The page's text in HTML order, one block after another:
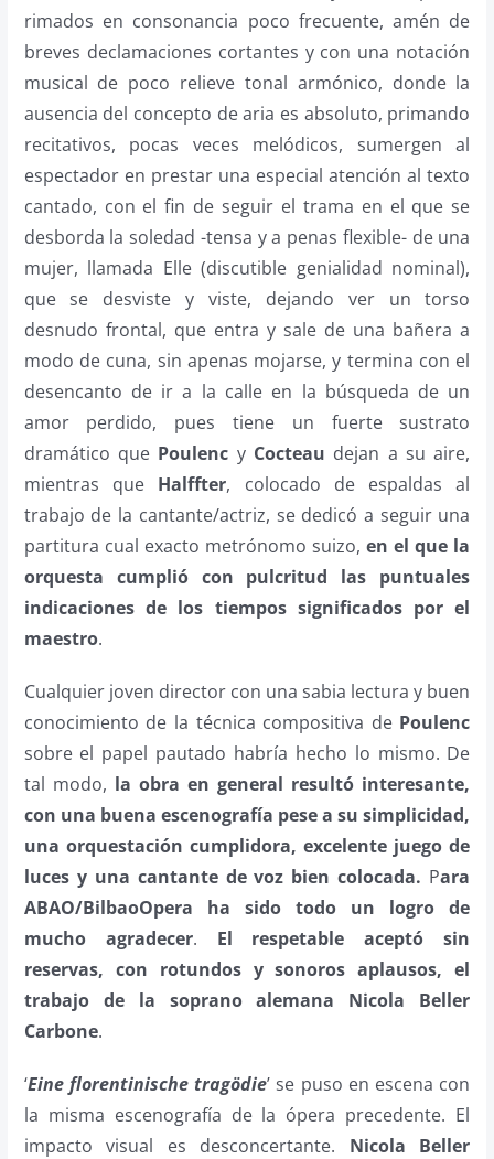
rimados en consonancia poco frecuente, amén de
breves declamaciones cortantes y con una notación
musical de poco relieve tonal armónico, donde la
ausencia del concepto de aria es absoluto, primando
recitativos, pocas veces melódicos, sumergen al
espectador en prestar una especial atención al texto
cantado, con el fin de seguir el trama en el que se
desborda la soledad -tensa y a penas flexible- de una
mujer, llamada Elle (discutible genialidad nominal),
que se desviste y viste, dejando ver un torso
desnudo frontal, que entra y sale de una bañera a
modo de cuna, sin apenas mojarse, y termina con el
desencanto de ir a la calle en la búsqueda de un
amor perdido, pues tiene un fuerte sustrato
dramático que Poulenc y Cocteau dejan a su aire,
mientras que Halffter, colocado de espaldas al
trabajo de la cantante/actriz, se dedicó a seguir una
partitura cual exacto metrónomo suizo,en el que la
orquesta cumplió con pulcritud las puntuales
indicaciones de los tiempos significados por el
maestro.
Cualquier joven director con una sabia lectura y buen
conocimiento de la técnica compositiva de Poulenc
sobre el papel pautado habría hecho lo mismo. De
tal modo, la obra en general resultó interesante,
con una buena escenografía pese a su simplicidad,
una orquestación cumplidora, excelente juego de
luces y una cantante de voz bien colocada. Para
ABAO/BilbaoOpera ha sido todo un logro de
mucho agradecer. El respetable aceptó sin
reservas, con rotundos y sonoros aplausos, el
trabajo de la soprano alemana Nicola Beller
Carbone.
‘Eine florentinische tragödie’ se puso en escena con
la misma escenografía de la ópera precedente. El
impacto visual es desconcertante. Nicola Beller